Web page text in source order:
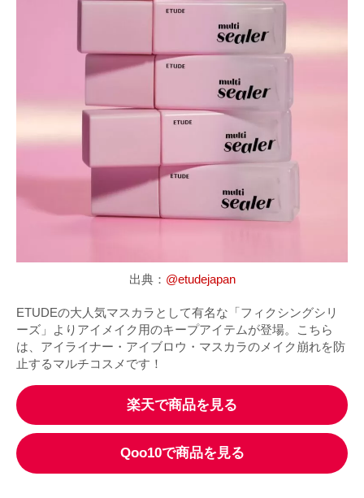
出典： @etudejapan
ETUDEの大人気マスカラとして有名な「フィクシングシリ
ーズ」よりアイメイク用のキープアイテムが登場。こちら
は、アイライナー・アイブロウ・マスカラのメイク崩れを防
止するマルチコスメです！
楽天で商品を見る
Qoo10で商品を見る